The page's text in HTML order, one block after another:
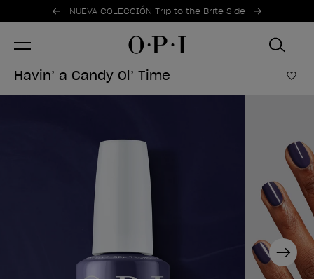
Ofertas promocionales
NUEVA COLECCIÓN Trip to the Brite Side
Item 1 of 2
Havin’ a Candy Ol’ Time
Next